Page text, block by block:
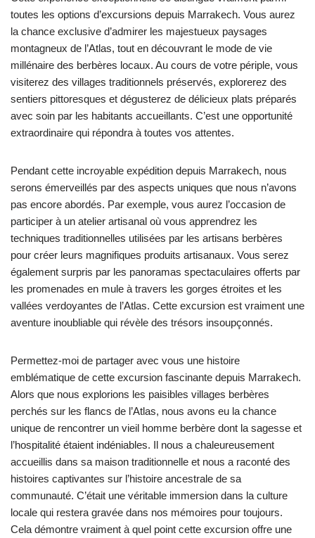
toutes les options d’excursions depuis Marrakech. Vous aurez
la chance exclusive d’admirer les majestueux paysages
montagneux de l’Atlas, tout en découvrant le mode de vie
millénaire des berbères locaux. Au cours de votre périple, vous
visiterez des villages traditionnels préservés, explorerez des
sentiers pittoresques et dégusterez de délicieux plats préparés
avec soin par les habitants accueillants. C’est une opportunité
extraordinaire qui répondra à toutes vos attentes.
Pendant cette incroyable expédition depuis Marrakech, nous
serons émerveillés par des aspects uniques que nous n’avons
pas encore abordés. Par exemple, vous aurez l’occasion de
participer à un atelier artisanal où vous apprendrez les
techniques traditionnelles utilisées par les artisans berbères
pour créer leurs magnifiques produits artisanaux. Vous serez
également surpris par les panoramas spectaculaires offerts par
les promenades en mule à travers les gorges étroites et les
vallées verdoyantes de l’Atlas. Cette excursion est vraiment une
aventure inoubliable qui révèle des trésors insoupçonnés.
Permettez-moi de partager avec vous une histoire
emblématique de cette excursion fascinante depuis Marrakech.
Alors que nous explorions les paisibles villages berbères
perchés sur les flancs de l’Atlas, nous avons eu la chance
unique de rencontrer un vieil homme berbère dont la sagesse et
l’hospitalité étaient indéniables. Il nous a chaleureusement
accueillis dans sa maison traditionnelle et nous a raconté des
histoires captivantes sur l’histoire ancestrale de sa
communauté. C’était une véritable immersion dans la culture
locale qui restera gravée dans nos mémoires pour toujours.
Cela démontre vraiment à quel point cette excursion offre une